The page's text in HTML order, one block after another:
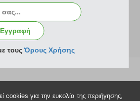
Plus4u.gr
Εγγραφή
τουςΌρους Χρήσης
cookies για την ευκολία της περιήγησης,